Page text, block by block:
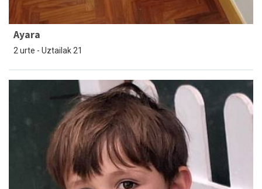
Ayara
2 urte - Uztailak 21